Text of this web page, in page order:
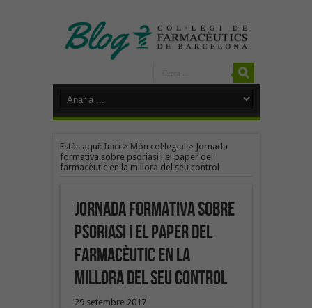
Estàs aquí: Inici > Món col·legial > Jornada
formativa sobre psoriasi i el paper del
farmacèutic en la millora del seu control
Jornada formativa sobre
psoriasi i el paper del
farmacèutic en la
millora del seu control
29 setembre 2017